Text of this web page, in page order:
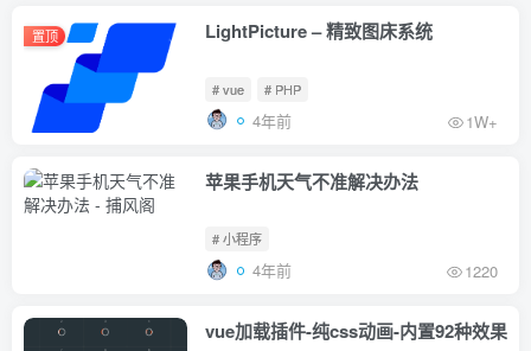
置顶 LightPicture – 精致图床系统
# vue # PHP
4年前 1W+
苹果手机天气不准解决办法
# 小程序
4年前 1220
vue加载插件-纯css动画-内置92种效果